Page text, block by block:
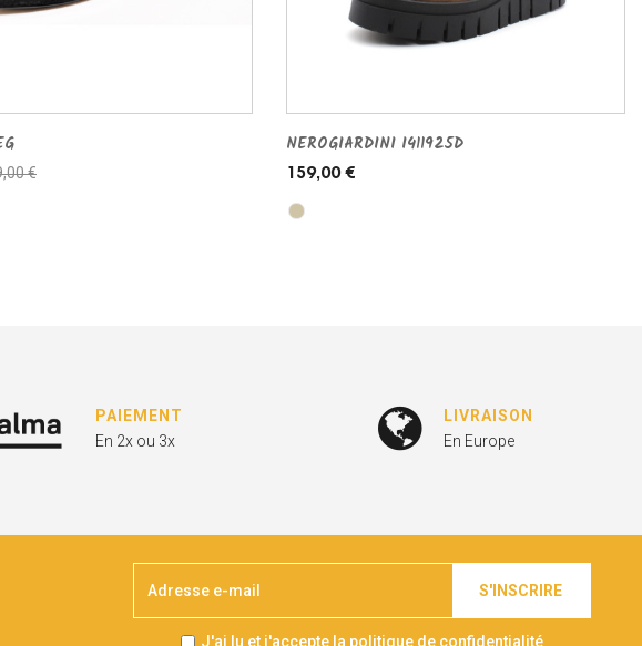
€
NEROGIARDINI I411925D
159,00 €
PAIEMENT
En 2x ou 3x
LIVRAISON
En Europe
S'INSCRIRE
J'ai lu et j'accepte la politique de confidentialité